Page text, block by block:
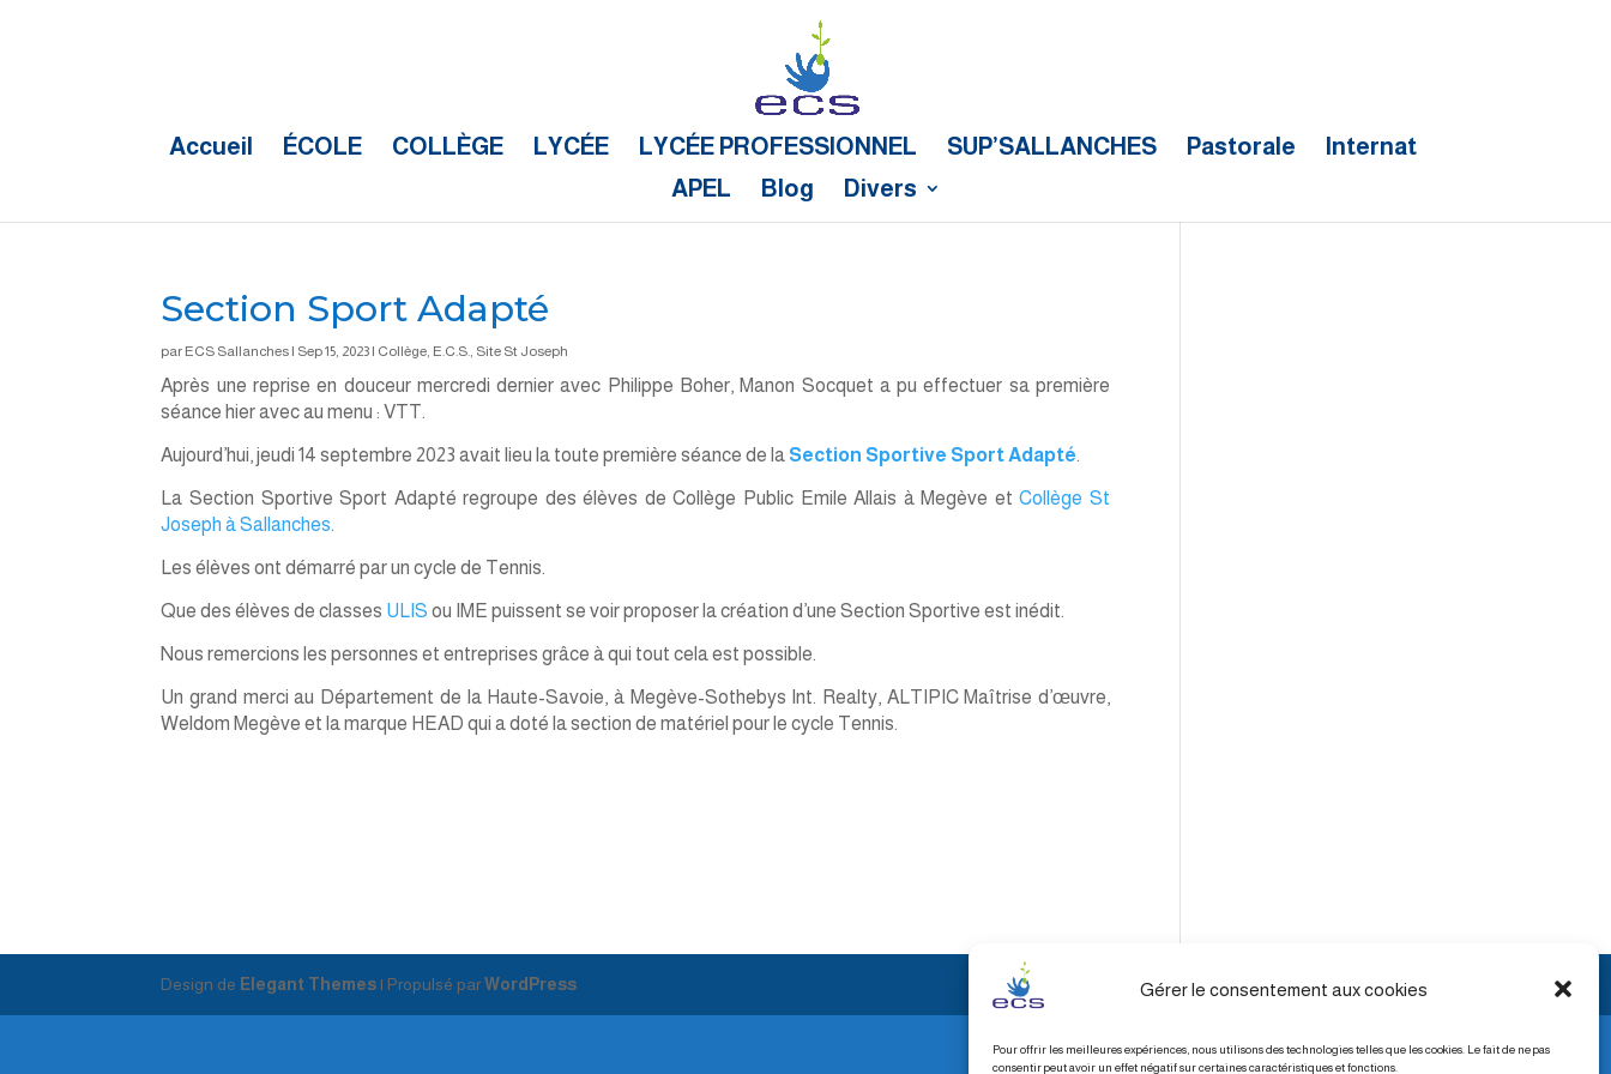
Gérer le consentement aux cookies
Pour offrir les meilleures expériences, nous utilisons des technologies telles que les cookies. Le fait de ne pas
consentir peut avoir un effet négatif sur certaines caractéristiques et fonctions.
Accueil ÉCOLE COLLÈGE LYCÉE LYCÉE PROFESSIONNEL SUP’SALLANCHES Pastorale
Internat
APEL
Blog Divers
Section Sport Adapté
par ECS Sallanches | Sep 15, 2023 | Collège, E.C.S., Site St Joseph
Après une reprise en douceur mercredi dernier avec Philippe Boher, Manon Socquet a pu effectuer sa première
séance hier avec au menu : VTT.
Aujourd’hui, jeudi 14 septembre 2023 avait lieu la toute première séance de la Section Sportive Sport Adapté.
La Section Sportive Sport Adapté regroupe des élèves de Collège Public Emile Allais à Megève etCollège St
Joseph à Sallanches.
Les élèves ont démarré par un cycle de Tennis.
Que des élèves de classes ULIS ou IME puissent se voir proposer la création d’une Section Sportive est inédit.
Nous remercions les personnes et entreprises grâce à qui tout cela est possible.
Un grand merci au Département de la Haute-Savoie, à Megève-Sothebys Int. Realty, ALTIPIC Maîtrise d’œuvre,
Weldom Megève et la marque HEAD qui a doté la section de matériel pour le cycle Tennis.
Design de Elegant Themes | Propulsé parWordPress